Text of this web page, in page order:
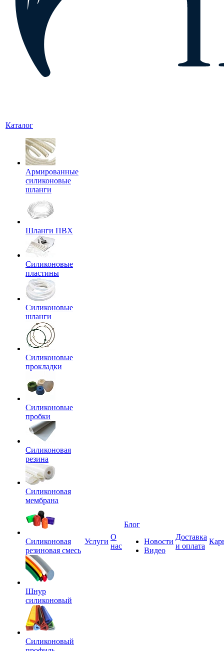
Каталог
Армированные
силиконовые
шланги
Шланги ПВХ
Силиконовые
пластины
Силиконовые
шланги
Силиконовые
прокладки
Силиконовые
пробки
Силиконовая
резина
Силиконовая
мембрана
Силиконовая
резиновая смесь
Шнур
силиконовый
Силиконовый
Услуги
О
нас
Блог
Новости
Видео
Доставка
и оплата